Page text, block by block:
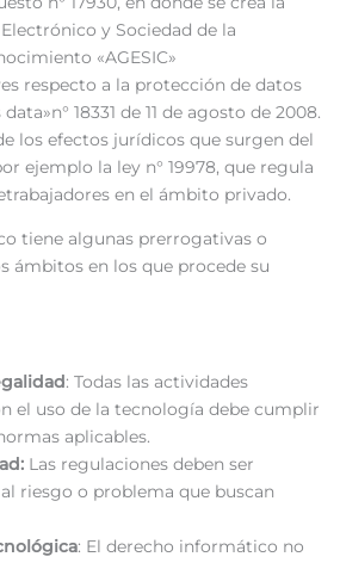
y Sociedad de la
«AGESIC»
respecto a la protección de datos
18331 de 11 de agosto de 2008.
los efectos jurídicos que surgen del
ejemplo la ley n° 19978, que regula
en el ámbito privado.
tiene algunas prerrogativas o
ámbitos en los que procede su
: Todas las actividades
el uso de la tecnología debe cumplir
aplicables.
Las regulaciones deben ser
riesgo o problema que buscan
: El derecho informático no